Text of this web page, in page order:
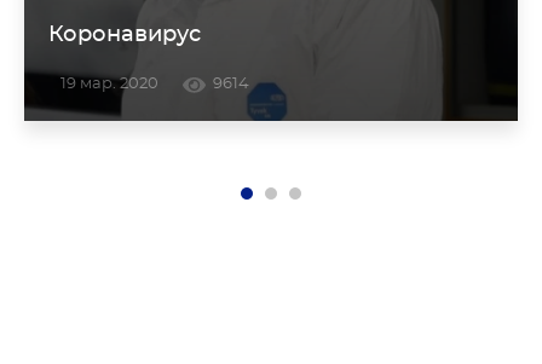
Коронавирус
19 мар. 2020 9614